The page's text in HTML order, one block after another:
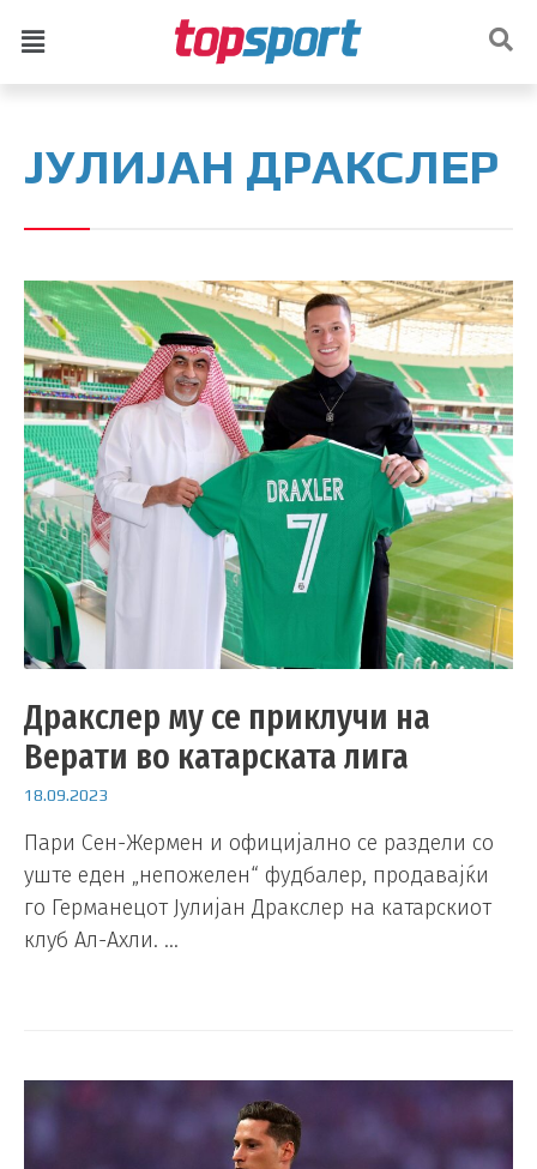
ЈУЛИЈАН ДРАКСЛЕР
Дракслер му се приклучи на
Верати во катарската лига
18.09.2023
Пари Сен-Жермен и официјално се раздели со
уште еден „непожелен“ фудбалер, продавајќи
го Германецот Јулијан Дракслер на катарскиот
клуб Ал-Ахли. …